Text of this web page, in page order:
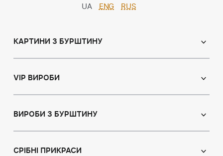
UA ENG RUS
КАРТИНИ З БУРШТИНУ
Іменні ікони
Натюрморт
VIP ВИРОБИ
Ікони з пластин
ВИРОБИ З БУРШТИНУ
Браслети
СРІБНІ ПРИКРАСИ